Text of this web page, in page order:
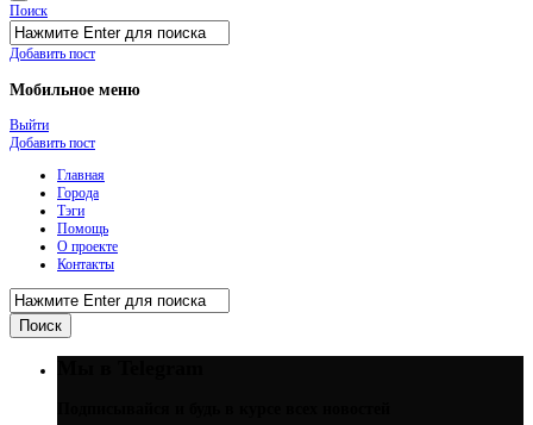
Поиск
Добавить пост
Мобильное меню
Выйти
Добавить пост
Главная
Города
Тэги
Помощь
О проекте
Контакты